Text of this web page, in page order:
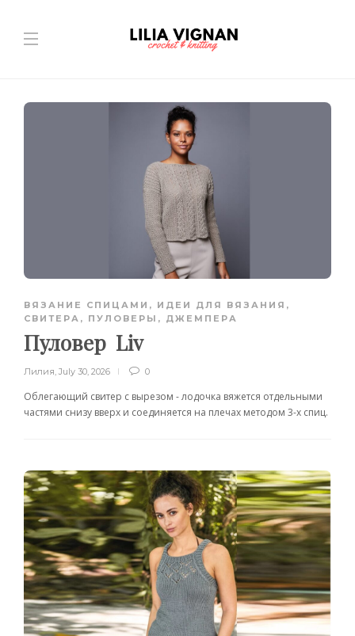
ВЯЗАНИЕ СПИЦАМИ , ИДЕИ ДЛЯ ВЯЗАНИЯ ,
СВИТЕРА, ПУЛОВЕРЫ, ДЖЕМПЕРА
Пуловер Liv
Лилия July 30, 2026 0
Облегающий свитер с вырезом - лодочка вяжется отдельными
частями снизу вверх и соединяется на плечах методом 3-х спиц.